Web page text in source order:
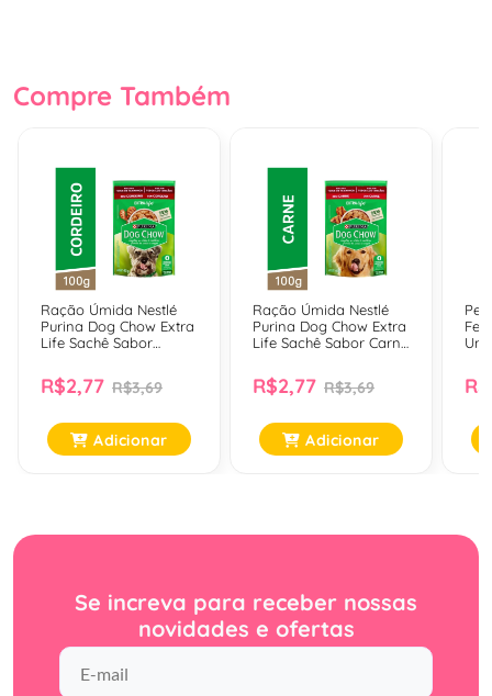
Compre Também
Ração Úmida Nestlé
Purina Dog Chow Extra
Life Sachê Sabor
Adultos De Todos Os
Tamanhos - 100 Gr
R$2,77 R$3,69
Adicionar
Ração Úmida Nestlé
Purina Dog Chow Extra
Life Sachê Sabor Carne
Todos Os Tamanhos -
100 Gr
R$2,77 R$3,69
Adicionar
Se increva para receber nossas
novidades e ofertas